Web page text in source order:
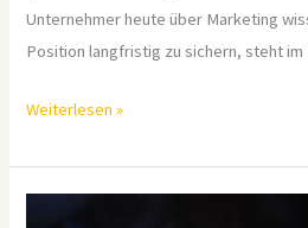
Unternehmer heute über Marketing
Position langfristig zu sichern, steht
Weiterlesen »
Selbstschutz